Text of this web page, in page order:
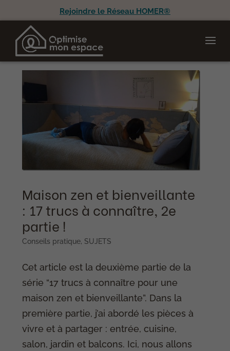
Rejoindre le Réseau HOMER®
Maison zen et bienveillante
: 17 trucs à connaître, 2e
partie !
Conseils pratique, SUJETS
Cet article est la deuxième partie de la
série “17 trucs à connaître pour une
maison zen et bienveillante”. Dans la
première partie, j’ai abordé les pièces à
vivre et à partager : entrée, cuisine,
salon, jardin et balcons. Ici, nous allons